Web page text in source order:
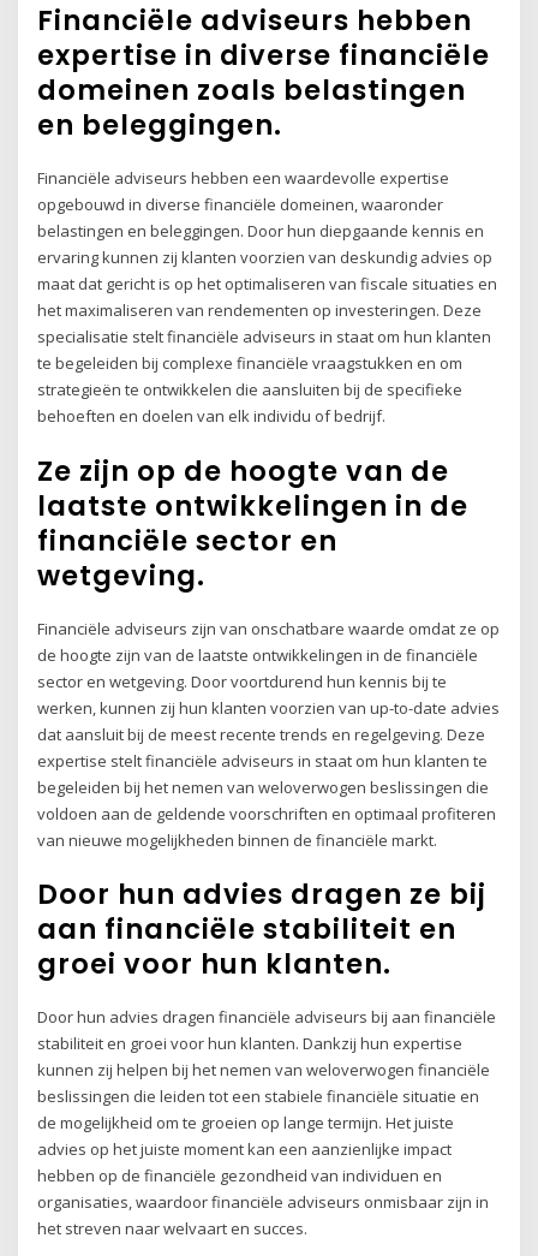
Financiële adviseurs hebben
expertise in diverse financiële
domeinen zoals belastingen
en beleggingen.
Financiële adviseurs hebben een waardevolle expertise
opgebouwd in diverse financiële domeinen, waaronder
belastingen en beleggingen. Door hun diepgaande kennis en
ervaring kunnen zij klanten voorzien van deskundig advies op
maat dat gericht is op het optimaliseren van fiscale situaties en
het maximaliseren van rendementen op investeringen. Deze
specialisatie stelt financiële adviseurs in staat om hun klanten
te begeleiden bij complexe financiële vraagstukken en om
strategieën te ontwikkelen die aansluiten bij de specifieke
behoeften en doelen van elk individu of bedrijf.
Ze zijn op de hoogte van de
laatste ontwikkelingen in de
financiële sector en
wetgeving.
Financiële adviseurs zijn van onschatbare waarde omdat ze op
de hoogte zijn van de laatste ontwikkelingen in de financiële
sector en wetgeving. Door voortdurend hun kennis bij te
werken, kunnen zij hun klanten voorzien van up-to-date advies
dat aansluit bij de meest recente trends en regelgeving. Deze
expertise stelt financiële adviseurs in staat om hun klanten te
begeleiden bij het nemen van weloverwogen beslissingen die
voldoen aan de geldende voorschriften en optimaal profiteren
van nieuwe mogelijkheden binnen de financiële markt.
Door hun advies dragen ze bij
aan financiële stabiliteit en
groei voor hun klanten.
Door hun advies dragen financiële adviseurs bij aan financiële
stabiliteit en groei voor hun klanten. Dankzij hun expertise
kunnen zij helpen bij het nemen van weloverwogen financiële
beslissingen die leiden tot een stabiele financiële situatie en
de mogelijkheid om te groeien op lange termijn. Het juiste
advies op het juiste moment kan een aanzienlijke impact
hebben op de financiële gezondheid van individuen en
organisaties, waardoor financiële adviseurs onmisbaar zijn in
het streven naar welvaart en succes.